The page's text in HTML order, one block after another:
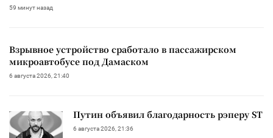
59 минут назад
Взрывное устройство сработало в пассажирском
микроавтобусе под Дамаском
6 августа 2026, 21:40
Путин объявил благодарность рэперу ST
6 августа 2026, 21:36